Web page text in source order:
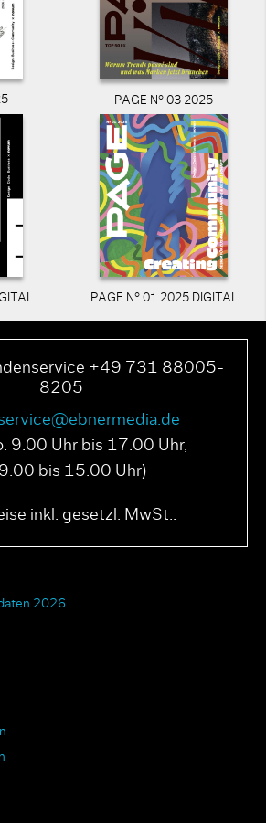
PAGE N° 03 2025
PAGE N° 01 2025 DIGITAL
+49 731 88005-
8205
9.00 Uhr bis 17.00 Uhr,
9.00 bis 15.00 Uhr)
inkl. gesetzl. MwSt..
2026